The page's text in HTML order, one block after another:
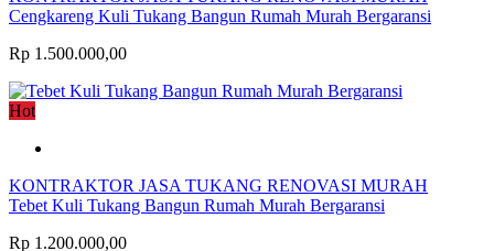
Cengkareng Kuli Tukang Bangun Rumah Murah Bergaransi
Rp 1.500.000,00
Hot
KONTRAKTOR JASA TUKANG RENOVASI MURAH
Tebet Kuli Tukang Bangun Rumah Murah Bergaransi
Rp 1.200.000,00